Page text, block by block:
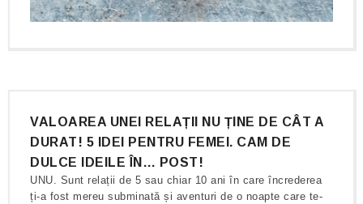
VALOAREA UNEI RELAȚII NU ȚINE DE CÂT A
DURAT! 5 IDEI PENTRU FEMEI. CAM DE
DULCE IDEILE ÎN… POST!
UNU. Sunt relații de 5 sau chiar 10 ani în care încrederea
ți-a fost mereu subminată și aventuri de o noapte care te-